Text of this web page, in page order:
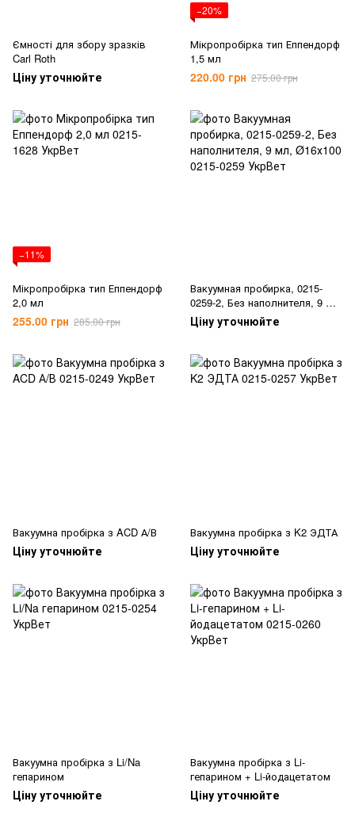
Ємності для збору зразків
Carl Roth
Ціну уточнюйте
−20%
Мікропробірка тип Еппендорф
1,5 мл
220.00 грн 275.00 грн
−11%
Мікропробірка тип Еппендорф
2,0 мл
255.00 грн 285.00 грн
Вакуумная пробирка, 0215-
0259-2, Без наполнителя, 9 мл,
Ø16х100
Ціну уточнюйте
Вакуумна пробірка з ACD А/В
Ціну уточнюйте
Вакуумна пробірка з K2 ЭДТА
Ціну уточнюйте
Вакуумна пробірка з Li/Na
гепарином
Ціну уточнюйте
Вакуумна пробірка з Li-
гепарином + Li-йодацетатом
Ціну уточнюйте